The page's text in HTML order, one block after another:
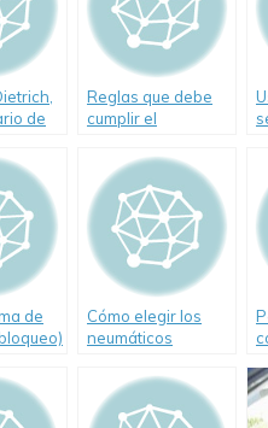
de
la
sobre
Reglas que debe
cumplir el
carga y pasajeros
de
Cómo elegir los
neumáticos